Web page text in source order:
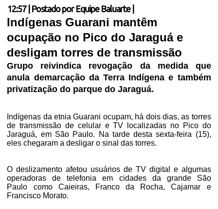
12:57| Postado por Equipe Baluarte
Indígenas Guarani mantêm
ocupação no Pico do Jaraguá e
desligam torres de transmissão
Grupo reivindica revogação da medida que
anula demarcação da Terra Indígena e também
privatização do parque do Jaraguá.
Indígenas da etnia Guarani ocupam, há dois dias, as torres
de transmissão de celular e TV localizadas no Pico do
Jaraguá, em São Paulo. Na tarde desta sexta-feira (15),
eles chegaram a desligar o sinal das torres.
O deslizamento afetou usuários de TV digital e algumas
operadoras de telefonia em cidades da grande São
Paulo como Caieiras, Franco da Rocha, Cajamar e
Francisco Morato.